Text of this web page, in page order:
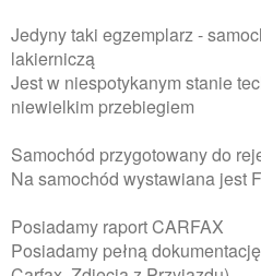
Jedyny taki egzemplarz -
lakierniczą
Jest w niespotykanym stanie
niewielkim przebiegiem
Samochód przygotowany do
Na samochód wystawiana jest
Posiadamy raport CARFAX
Posiadamy pełną